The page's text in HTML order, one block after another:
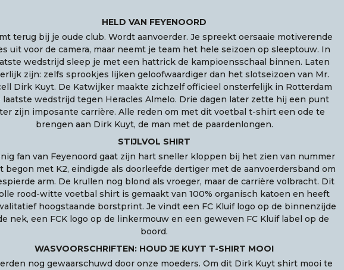
HELD VAN FEYENOORD
terug bij je oude club. Wordt aanvoerder. Je spreekt oersaaie motiverende
uit voor de camera, maar neemt je team het hele seizoen op sleeptouw. In
wedstrijd sleep je met een hattrick de kampioensschaal binnen. Laten
zijn: zelfs sprookjes lijken geloofwaardiger dan het slotseizoen van Mr.
Dirk Kuyt. De Katwijker maakte zichzelf officieel onsterfelijk in Rotterdam
laatste wedstrijd tegen Heracles Almelo. Drie dagen later zette hij een punt
zijn imposante carrière. Alle reden om met dit voetbal t-shirt een ode te
brengen aan Dirk Kuyt, de man met de paardenlongen.
STIJLVOL SHIRT
fan van Feyenoord gaat zijn hart sneller kloppen bij het zien van nummer
begon met K2, eindigde als doorleefde dertiger met de aanvoerdersband om
arm. De krullen nog blond als vroeger, maar de carrière volbracht. Dit
rood-witte voetbal shirt is gemaakt van 100% organisch katoen en heeft
hoogstaande borstprint. Je vindt een FC Kluif logo op de binnenzijde
nek, een FCK logo op de linkermouw en een geweven FC Kluif label op de
boord.
WASVOORSCHRIFTEN: HOUD JE KUYT T-SHIRT MOOI
nog gewaarschuwd door onze moeders. Om dit Dirk Kuyt shirt mooi te